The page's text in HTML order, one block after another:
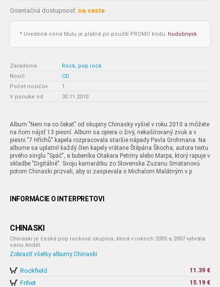
Orientačná dostupnosť: na ceste
* Uvedená cena titulu je platná pri použití PROMO kódu: hudobnysk
Zaradenie : Rock, pop rock
Nosič
: CD
Počet nosičov
: 1
V ponuke od
: 30.11.2010
Album "Neni na co čekat" od skupiny Chinasky vyšiel v roku 2010 a môžete
na ňom nájsť 13 piesní. Album sa opiera o živý, nekašírovaný zvuk a v
piesni "7 Hříchů" kapela rozpracovala staršie nápady Pavla Grohmana. Na
albume sa uplatnil každý člen kapely vrátane Štěpána Škocha, autora textu
prvého singlu "Spáč", a bubeníka Otakara Petriny alebo Marpa, ktorý rapuje v
skladbe "Digitálně". Svoju kamarátku zo Slovenska Zuzanu Smatanovú
potom Chinaski prizvali, aby si zaspievala s Michalom Malátným v p
INFORMÁCIE O INTERPRETOVI
CHINASKI
Chinaski je česká pop rocková skupina, ktorá v rokoch 2005 a 2007 vyhrála
cenu Anděl.
Zobraziť všetky albumy Chinaski
Rockfield 11.39 €
Frihet 15.19 €